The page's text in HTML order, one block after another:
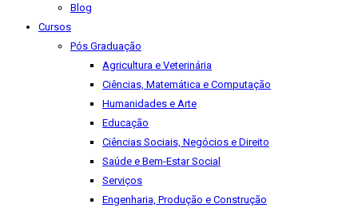
Blog
Cursos
Pós Graduação
Agricultura e Veterinária
Ciências, Matemática e Computação
Humanidades e Arte
Educação
Ciências Sociais, Negócios e Direito
Saúde e Bem-Estar Social
Serviços
Engenharia, Produção e Construção